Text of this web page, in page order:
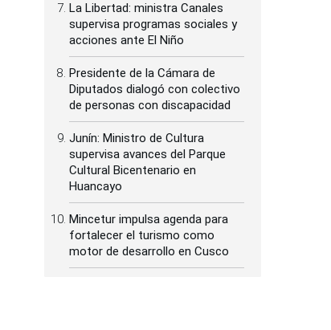
La Libertad: ministra Canales
supervisa programas sociales y
acciones ante El Niño
Presidente de la Cámara de
Diputados dialogó con colectivo
de personas con discapacidad
Junín: Ministro de Cultura
supervisa avances del Parque
Cultural Bicentenario en
Huancayo
Mincetur impulsa agenda para
fortalecer el turismo como
motor de desarrollo en Cusco